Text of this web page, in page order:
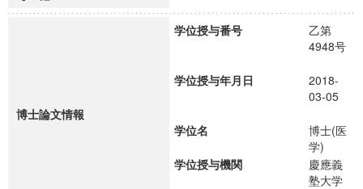
博士論文情報
学位授与番号
乙第
4948号
学位授与年月日
2018-
03-05
学位名
博士(医
学)
学位授与機関
慶應義
塾大学